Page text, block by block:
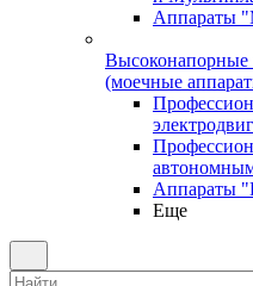
Аппараты
(моечные
Аппараты
Еще